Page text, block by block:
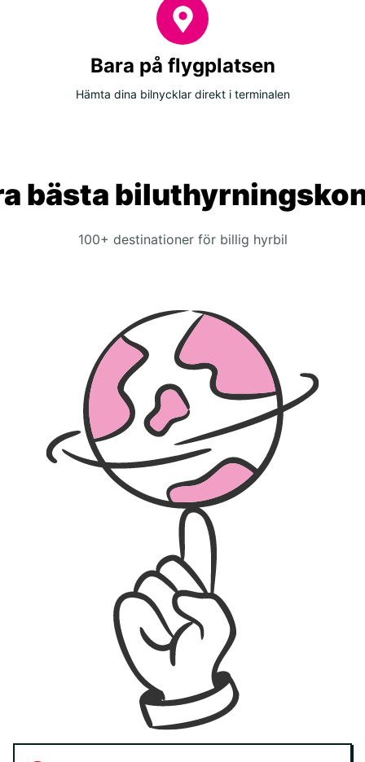
Bara på flygplatsen
Hämta dina bilnycklar direkt i terminalen
bästa
100+ destinationer för billig hyrbil